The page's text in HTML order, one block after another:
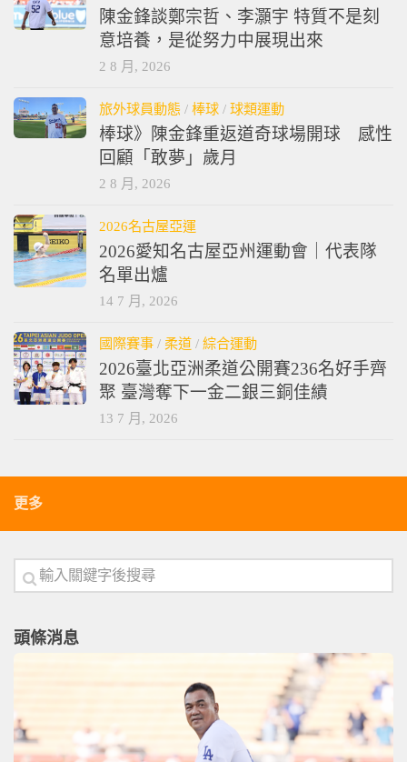
陳金鋒談鄭宗哲、李灝宇 特質不是刻
意培養，是從努力中展現出來
2 8 月, 2026
旅外球員動態 / 棒球 / 球類運動
棒球》陳金鋒重返道奇球場開球 感性
回顧「敢夢」歲月
2 8 月, 2026
2026名古屋亞運
2026愛知名古屋亞州運動會｜代表隊
名單出爐
14 7 月, 2026
國際賽事 / 柔道 / 綜合運動
2026臺北亞洲柔道公開賽236名好手齊
聚 臺灣奪下一金二銀三銅佳績
13 7 月, 2026
更多
頭條消息